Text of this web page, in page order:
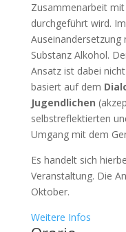
Zusammenarbeit
durchgeführt wird.
Substanz Alkohol.
Ansatz ist dabei
basiert auf dem
Jugendlichen
selbstreflektierten
Umgang mit dem
Es handelt sich
Veranstaltung. Die
Oktober.
Weitere Infos